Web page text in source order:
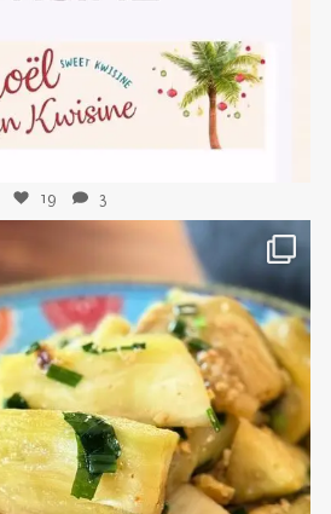
19 3
sweetkwisine
Nov 8